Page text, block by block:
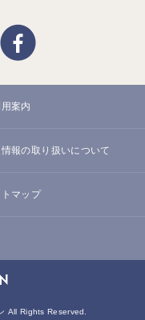
用案内
報の取り扱いについて
マップ
All Rights Reserved.